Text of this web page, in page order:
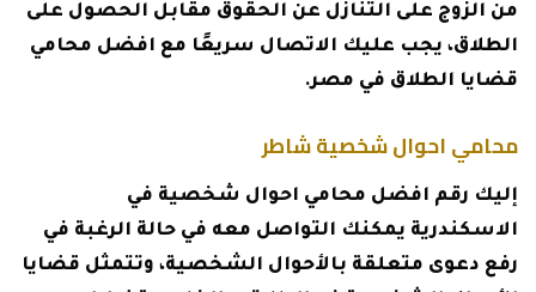
من الزوج على التنازل عن الحقوق مقابل الحصول على
الطلاق، يجب عليك الاتصال سريعًا مع افضل محامي
قضايا الطلاق في مصر.
محامي احوال شخصية شاطر
إليك رقم افضل محامي احوال شخصية في
الاسكندرية يمكنك التواصل معه في حالة الرغبة في
رفع دعوى متعلقة بالأحوال الشخصية، وتتمثل قضايا